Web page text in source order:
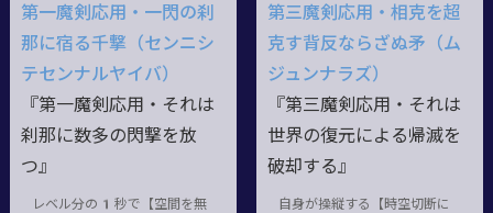
第一魔剣応用・一閃の刹
那に宿る千撃（センニシ
テセンナルヤイバ）
『第一魔剣応用・それは
刹那に数多の閃撃を放
つ』
レベル分の1秒で【空間を無
第三魔剣応用・相克を超
克す背反ならざぬ矛（ム
ジュンナラズ）
『第三魔剣応用・それは
世界の復元による帰滅を
破却する』
自身が操縦する【時空切断に